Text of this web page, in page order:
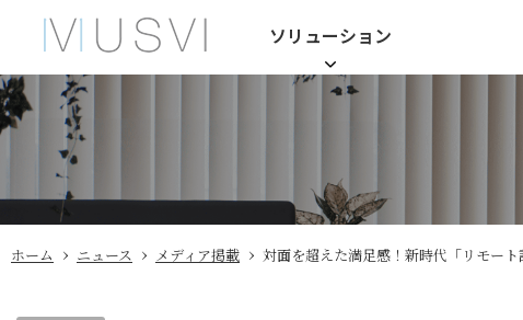
ソリューション
ホーム › ニュース › メディア掲載 › 対面を超えた満足感！新時代「リモー